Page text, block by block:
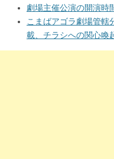
劇場主催公演の開演時
こまばアゴラ劇場管轄
載、チラシへの関心喚